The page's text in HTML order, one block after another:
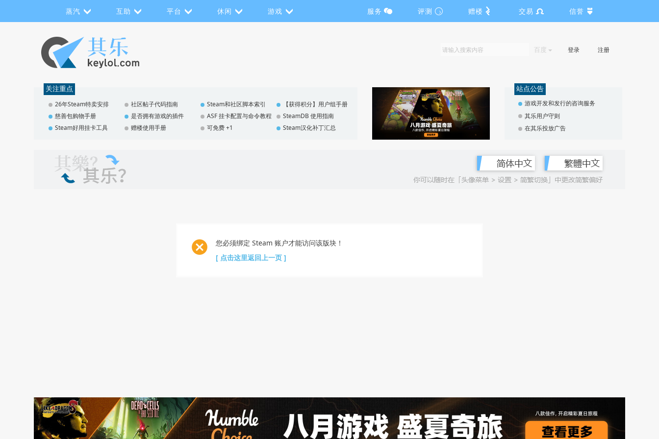
蒸汽 互助 平台 休闲 游戏 服务 评测 赠楼 交易 信誉
百度 登录 注册
关注重点
26年Steam特卖安排 社区帖子代码指南 Steam和社区脚本索引
【获得积分】用户组手册
慈善包购物手册
是否拥有游戏的插件 ASF 挂卡配置与命令教程
SteamDB 使用指南
Steam好用挂卡工具
赠楼使用手册 可免费 +1 Steam汉化补丁汇总
站点公告
游戏开发和发行的咨询服务
其乐用户守则
在其乐投放广告
您必须绑定 Steam 账户才能访问该版块！
[ 点击这里返回上一页 ]